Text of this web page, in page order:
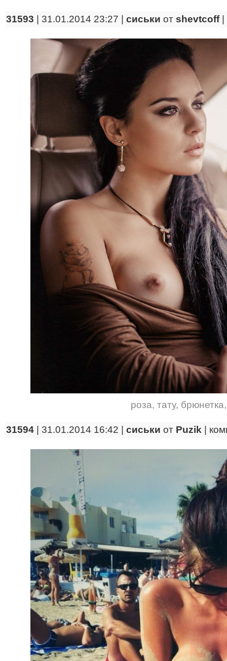
31593 | 31.01.2014 23:27 | сиськи от shevtcoff|
роза, тату, брюнетка
31594 | 31.01.2014 16:42 | сиськи от Puzik